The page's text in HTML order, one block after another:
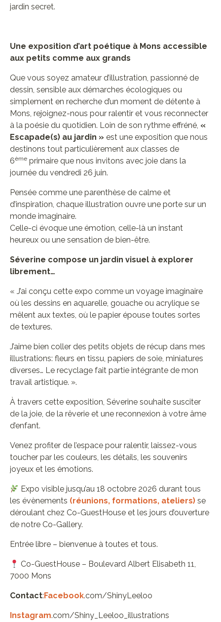
jardin secret.
Une exposition d’art poétique à Mons accessible
aux petits comme aux grands
Que vous soyez amateur d’illustration, passionné de
dessin, sensible aux démarches écologiques ou
simplement en recherche d’un moment de détente à
Mons, rejoignez-nous pour ralentir et vous reconnecter
à la poésie du quotidien. Loin de son rythme effréné, «
Escapade(s) au jardin » est une exposition que nous
destinons tout particulièrement aux classes de
6ème primaire que nous invitons avec joie dans la
journée du vendredi 26 juin.
Pensée comme une parenthèse de calme et
d’inspiration, chaque illustration ouvre une porte sur un
monde imaginaire.
Celle-ci évoque une émotion, celle-là un instant
heureux ou une sensation de bien-être.
Séverine compose un jardin visuel à explorer
librement…
« J’ai conçu cette expo comme un voyage imaginaire
où les dessins en aquarelle, gouache ou acrylique se
mêlent aux textes, où le papier épouse toutes sortes
de textures.
J’aime bien coller des petits objets de récup dans mes
illustrations: fleurs en tissu, papiers de soie, miniatures
diverses… Le recyclage fait partie intégrante de mon
travail artistique. ».
À travers cette exposition, Séverine souhaite susciter
de la joie, de la rêverie et une reconnexion à votre âme
d’enfant.
Venez profiter de l’espace pour ralentir, laissez-vous
toucher par les couleurs, les détails, les souvenirs
joyeux et les émotions.
Expo visible jusqu’au 18 octobre 2026 durant tous
les évènements (réunions, formations, ateliers) se
déroulant chez Co-GuestHouse et les jours d’ouverture
de notre Co-Gallery.
Entrée libre – bienvenue à toutes et tous.
Co-GuestHouse – Boulevard Albert Elisabeth 11,
7000 Mons
Contact:Facebook.com/ShinyLeeloo
Instagram.com/Shiny_Leeloo_illustrations